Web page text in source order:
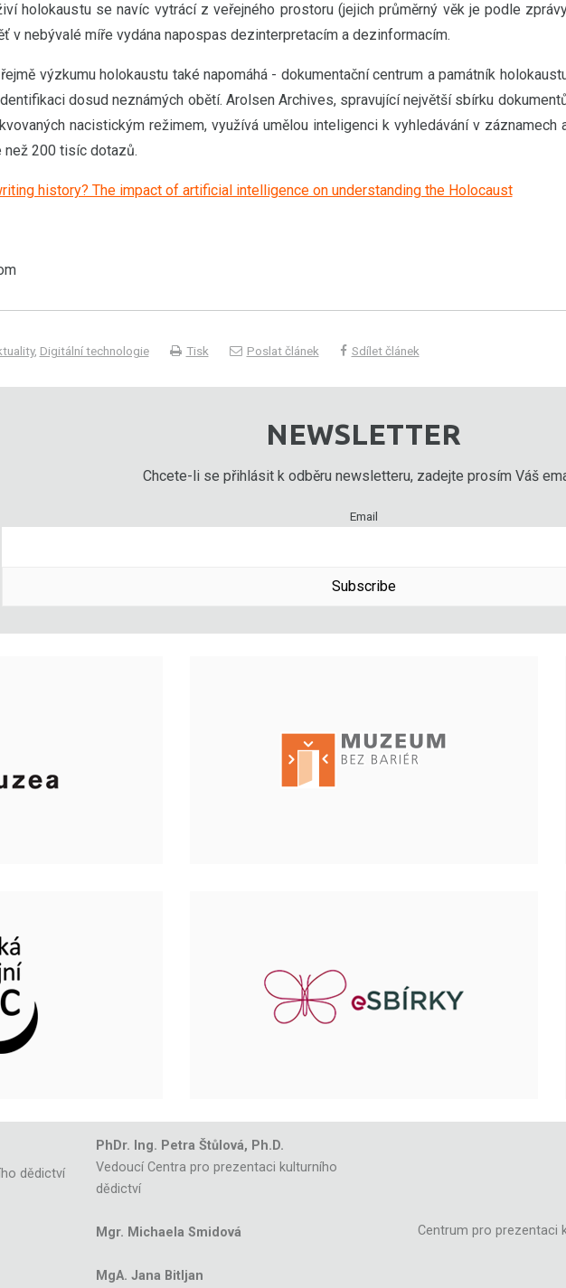
holokaustu se navíc vytrácí z veřejného prostoru (jejich průměrný věk je podle
v nebývalé míře vydána napospas dezinterpretacím a dezinformacím.
výzkumu holokaustu také napomáhá - dokumentační centrum a památník
dosud neznámých obětí. Arolsen Archives, spravující největší sbírku
nacistickým režimem, využívá umělou inteligenci k vyhledávání v záznamech
než 200 tisíc dotazů.
history? The impact of artificial intelligence on understanding the Holocaust
, Digitální technologie Tisk Poslat článek Sdílet článek
NEWSLETTER
Chcete-li se přihlásit k odběru newsletteru, zadejte prosím Váš
Email
Subscribe
dědictví
PhDr. Ing. Petra Štůlová, Ph.D.
Vedoucí Centra pro prezentaci kulturního
dědictví
Mgr. Michaela Smidová
MgA. Jana Bitljan
Centrum pro prezentaci